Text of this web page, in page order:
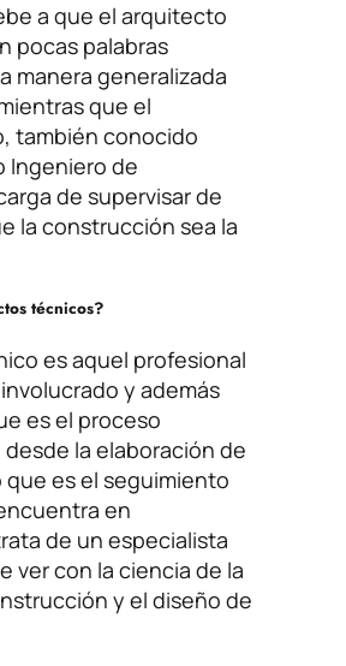
a que el arquitecto
pocas palabras
manera generalizada
que el
también conocido
Ingeniero de
de supervisar de
la construcción sea la
técnicos?
es aquel profesional
y además
es el proceso
la elaboración de
que es el seguimiento
en
de un especialista
ver con la ciencia de la
y el diseño de